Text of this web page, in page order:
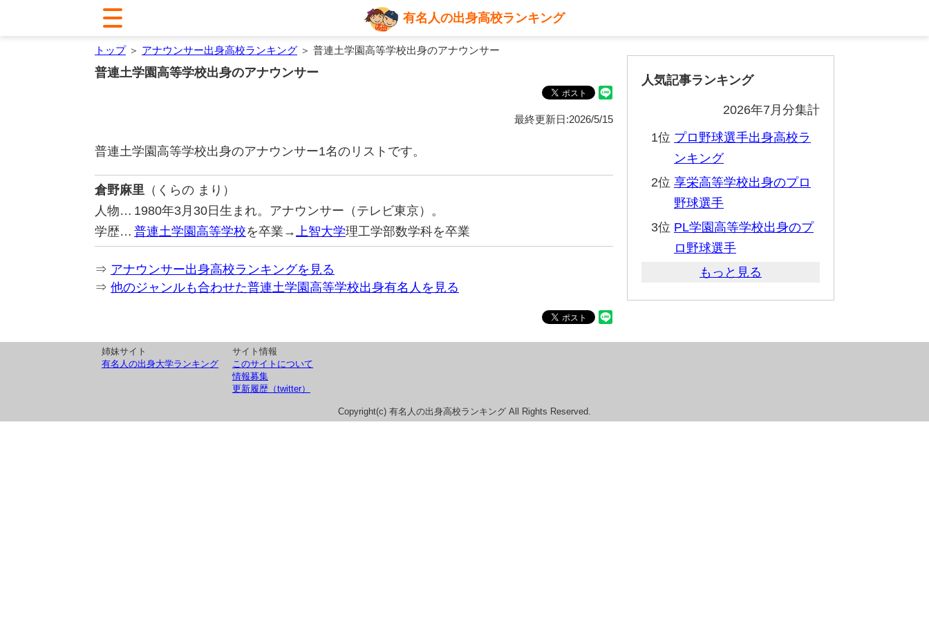
有名人の出身高校ランキング
トップ＞ アナウンサー出身高校ランキング ＞ 普連土学園高等学校出身のアナウンサー
普連土学園高等学校出身のアナウンサー
最終更新日:2026/5/15
普連土学園高等学校出身のアナウンサー1名のリストです。
倉野麻里 （くらの まり）
人物… 1980年3月30日生まれ。アナウンサー（テレビ東京）。
学歴… 普連土学園高等学校を卒業→上智大学理工学部数学科を卒業
⇒ アナウンサー出身高校ランキングを見る
⇒ 他のジャンルも合わせた普連土学園高等学校出身有名人を見る
人気記事ランキング
2026年7月分集計
1位 プロ野球選手出身高校ラ
ンキング
2位 享栄高等学校出身のプロ
野球選手
3位 PL学園高等学校出身のプ
ロ野球選手
もっと見る
姉妹サイト
有名人の出身大学ランキング
サイト情報
このサイトについて
情報募集
更新履歴（twitter）
Copyright(c) 有名人の出身高校ランキング All Rights Reserved.